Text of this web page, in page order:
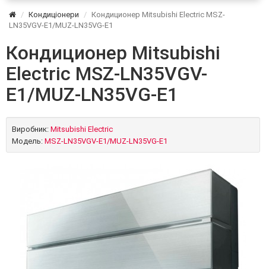
Кондиціонери
Кондиционер Mitsubishi Electric MSZ-
LN35VGV-E1/MUZ-LN35VG-E1
Кондиционер Mitsubishi
Electric MSZ-LN35VGV-
E1/MUZ-LN35VG-E1
Виробник: Mitsubishi Electric
Модель: MSZ-LN35VGV-E1/MUZ-LN35VG-E1